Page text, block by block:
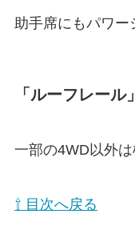
助手席にもパワー
「ルーフレール」
一部の4WD以外は
⇧ 目次へ戻る